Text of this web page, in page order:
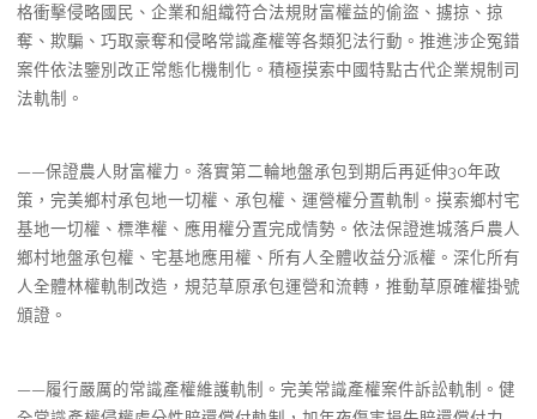
格衝擊侵略國民、企業和組織符合法規財富權益的偷盜、擄掠、掠
奪、欺騙、巧取豪奪和侵略常識產權等各類犯法行動。推進涉企冤錯
案件依法鑒別改正常態化機制化。積極摸索中國特點古代企業規制司
法軌制。
——保證農人財富權力。落實第二輪地盤承包到期后再延伸30年政
策，完美鄉村承包地一切權、承包權、運營權分置軌制。摸索鄉村宅
基地一切權、標準權、應用權分置完成情勢。依法保證進城落戶農人
鄉村地盤承包權、宅基地應用權、所有人全體收益分派權。深化所有
人全體林權軌制改造，規范草原承包運營和流轉，推動草原確權掛號
頒證。
——履行嚴厲的常識產權維護軌制。完美常識產權案件訴訟軌制。健